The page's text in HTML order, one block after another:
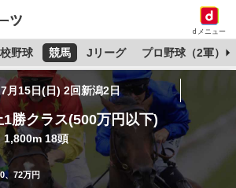
dメニュー
野球 競馬 Jリーグ プロ野球（2軍）
7月15日(日) 2回新潟2日
1勝クラス(500万円以下)
1,800m 18頭
、72万円